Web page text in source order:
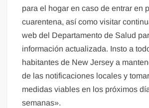
para el hogar en caso de entrar en
cuarentena, así como visitar
web del Departamento de Salud
información actualizada. Insto a
habitantes de New Jersey a
de las notificaciones locales y
medidas viables en los próximos
semanas».